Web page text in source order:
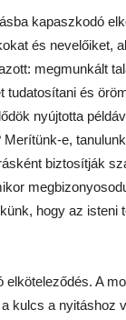
kapaszkodó
és nevelőiket,
megmunkált
tudatosítani és
nyújtotta
e,
biztosítják
hogy az isteni
A
kulcs a nyitáshoz